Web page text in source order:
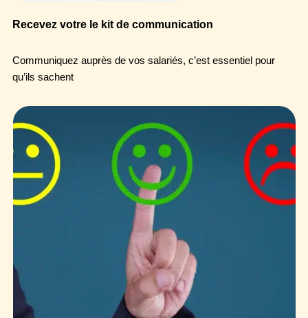
Recevez votre le kit de communication
Communiquez auprès de vos salariés, c’est essentiel pour
qu’ils sachent